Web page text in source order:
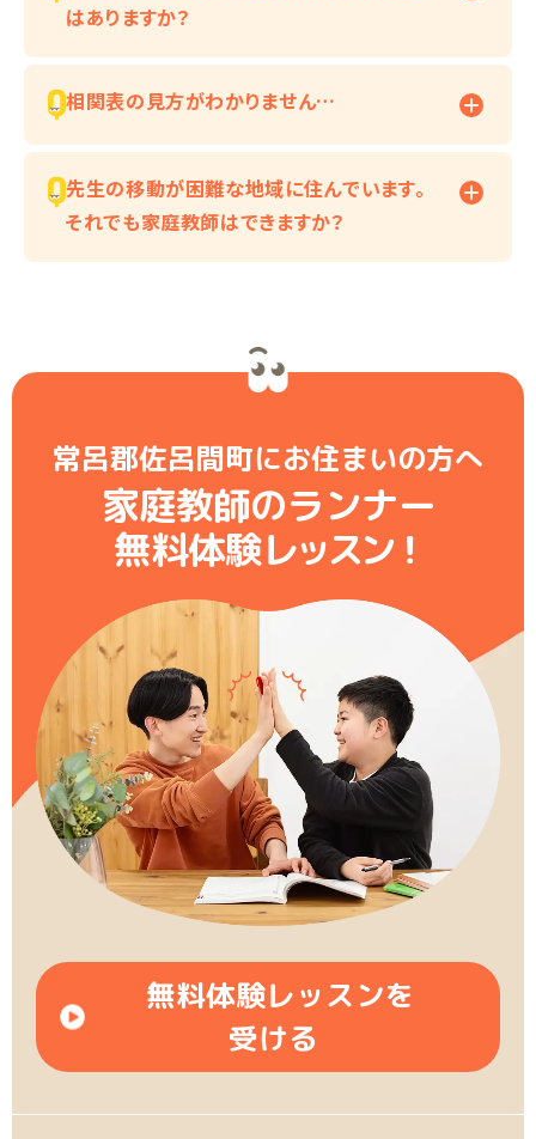
はありますか？
相関表の見方がわかりません…
先生の移動が困難な地域に住んでいます。
それでも家庭教師はできますか？
常呂郡佐呂間町にお住まいの方へ
家庭教師のランナー
無料体験レッスン！
無料体験レッスンを
受ける